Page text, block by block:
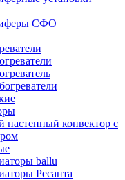
СФО
настенный конвектор с
ballu
Ресанта